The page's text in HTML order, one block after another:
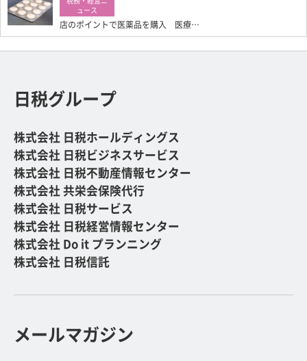
店のポイントで医薬品を購入 医療…
日税グループ
株式会社 日税ホールディングス
株式会社 日税ビジネスサービス
株式会社 日税不動産情報センター
株式会社 共栄会保険代行
株式会社 日税サービス
株式会社 日税経営情報センター
株式会社 Do it プランニング
株式会社 日税信託
メールマガジン